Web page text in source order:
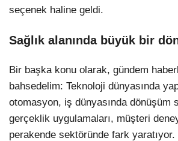
seçenek haline geldi.
Sağlık alanında büyük bir
Bir başka konu olarak, gündem
bahsedelim: Teknoloji dünyasında
otomasyon, iş dünyasında dönüşüm
gerçeklik uygulamaları, müşteri
perakende sektöründe fark